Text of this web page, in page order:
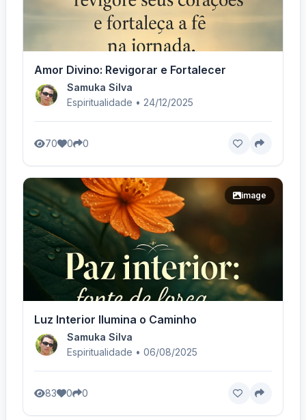
Amor Divino: Revigorar e Fortalecer
Samuka Silva
Espiritualidade • 24/12/2025
70 0 0
image
Luz Interior Ilumina o Caminho
Samuka Silva
Espiritualidade • 06/08/2025
83 0 0